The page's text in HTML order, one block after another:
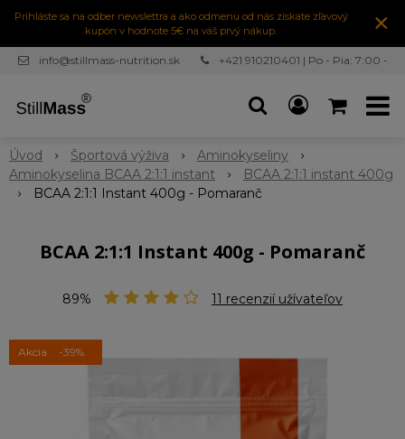
Prihláste sa na odber newslettra a ako odmenu od nás získate zľavový
kupón v hodnote 5€ na váš prvý nákup.
×
info@stillmass-nutrition.sk
+421 910210401 | Po - Pia: 7:00 -
Úvod Športová výživa
Aminokyseliny
Aminokyselina BCAA 2:1:1 instant
BCAA 2:1:1 instant 400g
BCAA 2:1:1 Instant 400g - Pomaranč
BCAA 2:1:1 Instant 400g - Pomaranč
89% 11 recenzií užívateľov
Akcia -39%